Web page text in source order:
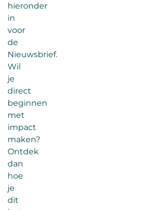
hieronder
in
voor
de
Nieuwsbrief.
Wil
je
direct
beginnen
met
impact
maken?
Ontdek
dan
hoe
je
dit